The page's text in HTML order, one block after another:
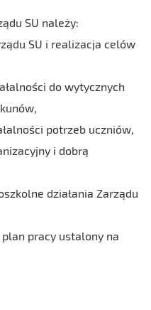
SU należy:
SU i realizacja celów
do wytycznych
potrzeb uczniów,
i dobrą
działania Zarządu
pracy ustalony na